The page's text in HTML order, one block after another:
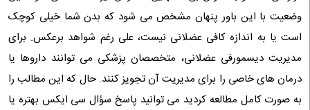
وضعیت با این باور پنهان مشخص می شود که بدن شما خیلی کوچک
است یا به اندازه کافی عضلانی نیست، علی رغم شواهد برعکس. برای
مدیریت دیسمورفی عضلانی، متخصصان پزشکی می توانند داروها یا
درمان های خاصی را برای مدیریت آن تجویز کنند. حال که این مطالب را
به صورت کامل مطالعه کردید می توانید پاسخ سؤال سی ایکس بهتره یا